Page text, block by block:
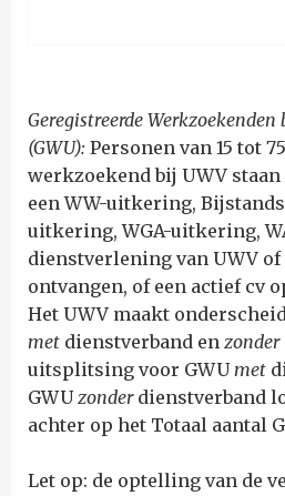
Geregistreerde Werkzoekenden
(GWU): Personen van 15 tot
werkzoekend bij UWV
een WW-uitkering,
uitkering, WGA-uitkering,
dienstverlening van UWV of
ontvangen, of een actief cv
Het UWV maakt
met dienstverband en zonder
uitsplitsing voor GWUmet
GWUzonder dienstverband
achter op het Totaal aantal
Let op: de optelling van de